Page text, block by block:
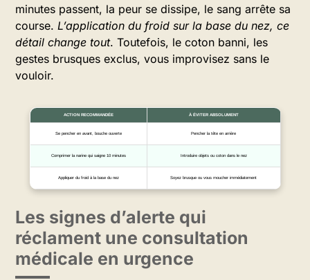
minutes passent, la peur se dissipe, le sang arrête sa
course. L’application du froid sur la base du nez, ce
détail change tout. Toutefois, le coton banni, les
gestes brusques exclus, vous improvisez sans le
vouloir.
ACTION RECOMMANDÉE À ÉVITER ABSOLUMENT
Se pencher en avant, bouche ouverte Pencher la tête en arrière
Comprimer la narine qui saigne 10 minutes Introduire objets ou coton dans le nez
Appliquer du froid à la base du nez Soyez brusque ou vous moucher immédiatement
Les signes d’alerte qui
réclament une consultation
médicale en urgence